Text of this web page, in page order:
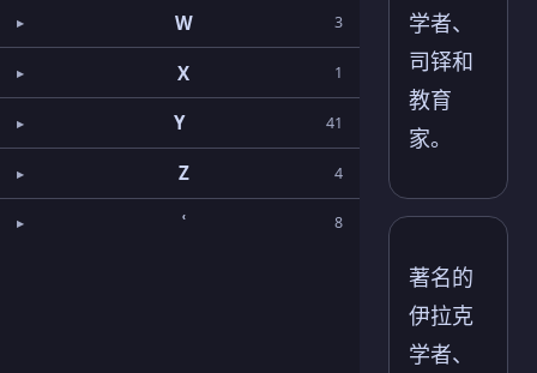
W 3
X 1
Y 41
Z 4
ʿ 8
学者、
司铎和
教育
家。
著名的
伊拉克
学者、